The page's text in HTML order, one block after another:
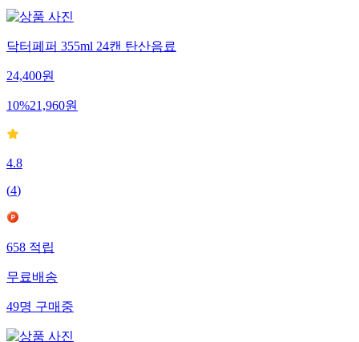
닥터페퍼 355ml 24캔 탄산음료
24,400원
10%21,960원
4.8
(4)
658 적립
무료배송
49명 구매중